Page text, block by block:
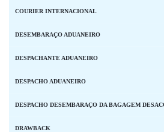
COURIER INTERNACIONAL
DESEMBARAÇO ADUANEIRO
DESPACHANTE ADUANEIRO
DESPACHO ADUANEIRO
DESPACHO DESEMBARAÇO DA BAGAGEM
DRAWBACK